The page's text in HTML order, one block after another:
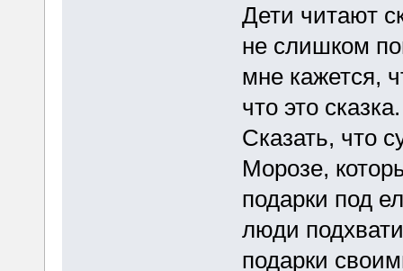
Дети читают
не слишком
мне кажется,
что это
Сказать, что
Морозе,
подарки под
люди
подарки